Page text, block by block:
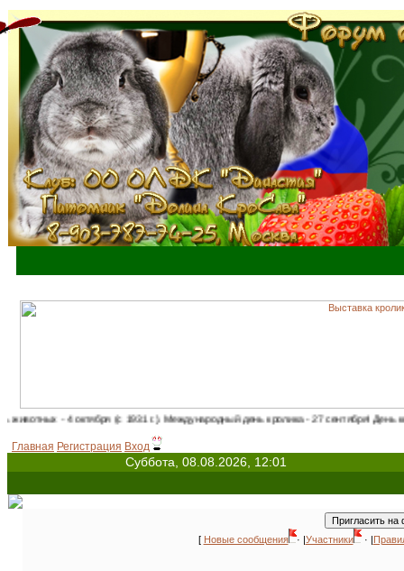
октября (с 1931 г.). Международный день кролика - 27 сентября! День кошек в
Главная Регистрация Вход
Суббота, 08.08.2026, 12:01
[ Новые сообщения · |Участники · |